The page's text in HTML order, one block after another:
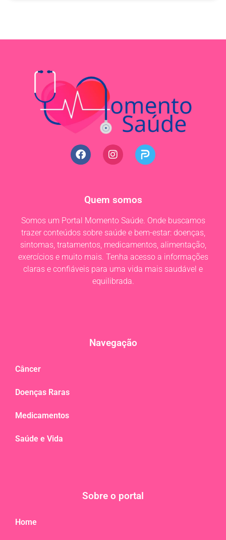
Quem somos
Somos um Portal Momento Saúde. Onde buscamos
trazer conteúdos sobre saúde e bem-estar: doenças,
sintomas, tratamentos, medicamentos, alimentação,
exercícios e muito mais. Tenha acesso a informações
claras e confiáveis para uma vida mais saudável e
equilibrada.
Navegação
Câncer
Doenças Raras
Medicamentos
Saúde e Vida
Sobre o portal
Home